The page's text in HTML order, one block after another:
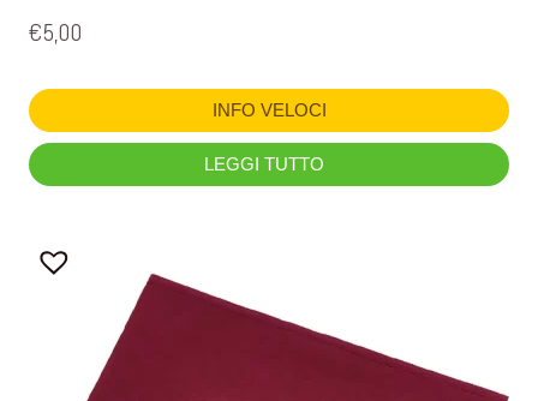
€5,00
INFO VELOCI
LEGGI TUTTO